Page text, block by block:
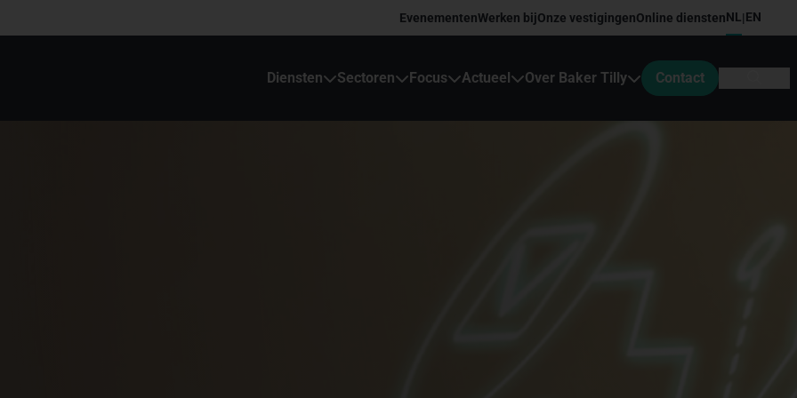
EvenementenWerken bijOnze vestigingenOnline dienstenNL|EN
Diensten Sectoren Focus Actueel Over Baker Tilly Contact